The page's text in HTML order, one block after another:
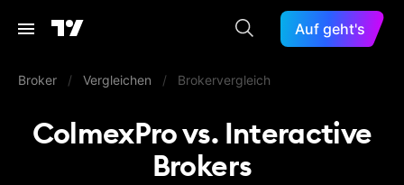
Auf geht's
Broker / Vergleichen / Brokervergleich
ColmexPro vs. Interactive
Brokers